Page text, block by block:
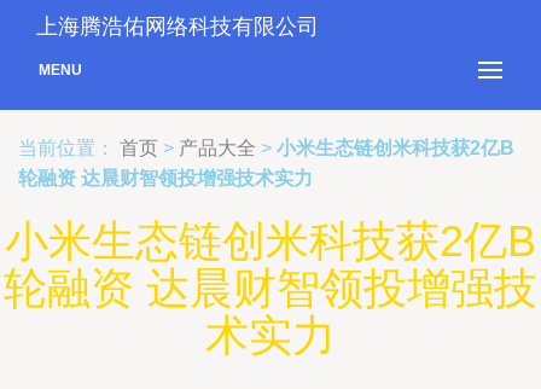
上海腾浩佑网络科技有限公司
MENU
当前位置： 首页 > 产品大全 > 小米生态链创米科技获2亿B
轮融资 达晨财智领投增强技术实力
小米生态链创米科技获2亿B
轮融资 达晨财智领投增强技
术实力